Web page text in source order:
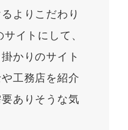
よりこだわり
イトにして、
かりのサイト
工務店を紹介
ありそうな気